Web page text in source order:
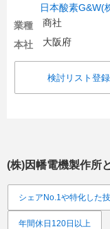
日本酸素G&W(
業種
商社
本社
大阪府
検討リスト登録
(株)因幡電機製作所
シェアNo.1や特化した
年間休日120日以上